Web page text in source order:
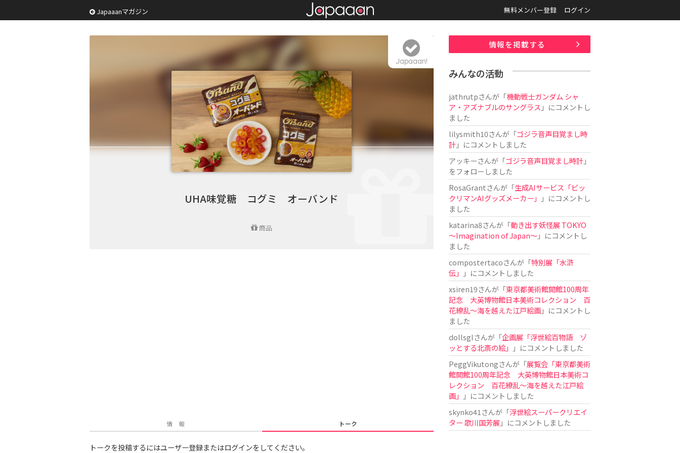
Japaaanマガジン 無料メンバー登録 ログイン
UHA味覚糖 コグミ オーバンド
商品
Japaaan!
情 報 トーク
トークを投稿するにはユーザー登録またはログインをしてください。
情報を掲載する
みんなの活動
jathrutpさんが「機動戦士ガンダム シャ
ア・アズナブルのサングラス 」にコメントし
ました
lilysmith10さんが「ゴジラ音声目覚まし時
計」にコメントしました
アッキーさんが「ゴジラ音声目覚まし時計」
をフォローしました
RosaGrantさんが「生成AIサービス「ビッ
クリマンAIグッズメーカー」
」にコメントし
ました
katarina8さんが「動き出す妖怪展 TOKYO
〜Imagination of Japan〜」にコメントし
ました
compostertacoさんが「特別展「水滸
伝」
」にコメントしました
xsiren19さんが「東京都美術館開館100周年
記念 大英博物館日本美術コレクション 百
花繚乱～海を越えた江戸絵画」にコメントし
ました
dollsglさんが「企画展「浮世絵百物語 ゾ
ッとする北斎の絵」
」にコメントしました
PeggVikutongさんが「展覧会「東京都美術
館開館100周年記念 大英博物館日本美術コ
レクション 百花繚乱〜海を越えた江戸絵
画」
」にコメントしました
skynko41 さんが「浮世絵スーパークリエイ
ター 歌川国芳展 」にコメントしました